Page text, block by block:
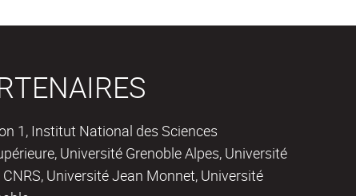
1, Institut National des Sciences
Université Grenoble Alpes, Université
Université Jean Monnet, Université